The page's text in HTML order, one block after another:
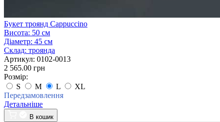
Букет троянд Cappuccino
Висота: 50 см
Діаметр: 45 см
Склад: троянда
Артикул: 0102-0013
2 565.00 грн
Розмір:
S
M L
XL
Передзамовлення
Детальніше
В кошик